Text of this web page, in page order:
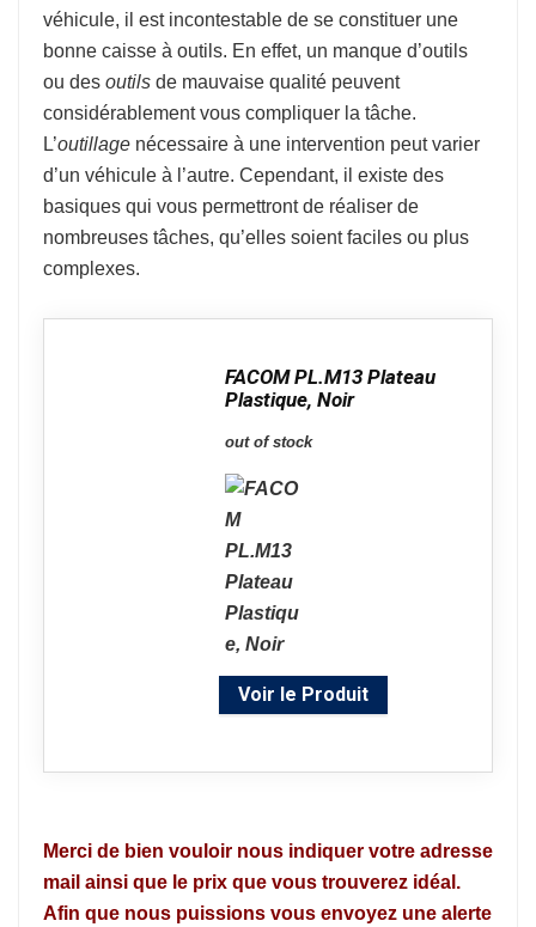
véhicule, il est incontestable de se constituer une
bonne caisse à outils. En effet, un manque d’outils
ou des outils de mauvaise qualité peuvent
considérablement vous compliquer la tâche.
L’outillage nécessaire à une intervention peut varier
d’un véhicule à l’autre. Cependant, il existe des
basiques qui vous permettront de réaliser de
nombreuses tâches, qu’elles soient faciles ou plus
complexes.
FACOM PL.M13 Plateau
Plastique, Noir
out of stock
Voir le Produit
Merci de bien vouloir nous indiquer votre adresse
mail ainsi que le prix que vous trouverez idéal.
Afin que nous puissions vous envoyez une alerte